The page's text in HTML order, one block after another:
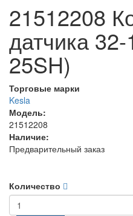
21512208
датчика
25SH)
Торговые марки
Kesla
Модель:
21512208
Наличие:
Предварительный заказ
Количество